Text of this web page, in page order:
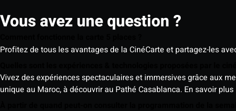
Vous avez une question ?
Profitez de tous les avantages de la CinéCarte et partagez-les
Vivez des expériences spectaculaires et immersives grâce aux
unique au Maroc, à découvrir au Pathé Casablanca. En savoir plus